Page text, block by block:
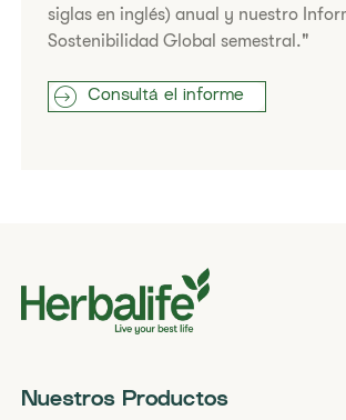
siglas en inglés) anual y nuestro
Sostenibilidad Global semestral."
Consultá el informe
Nuestros Productos